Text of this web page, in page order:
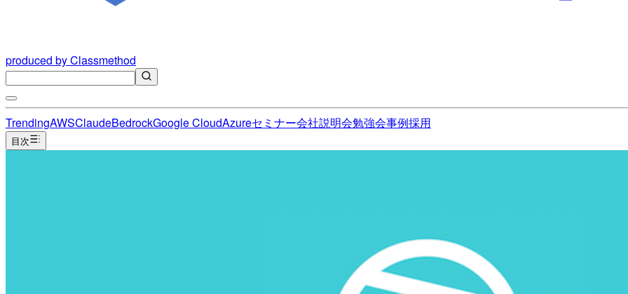
produced by Classmethod
TrendingAWSClaudeBedrockGoogle CloudAzureセミナー会社説明会勉強会事例採用
目次